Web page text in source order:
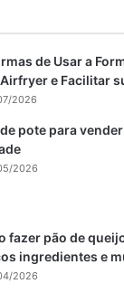
em pó
leite
de cenoura.
a cenoura
o açúcar e bata
adicione a
o fermento
de Usar a
e Facilitar
2026
pote para
2026
fazer pão de
ingredientes e
2026